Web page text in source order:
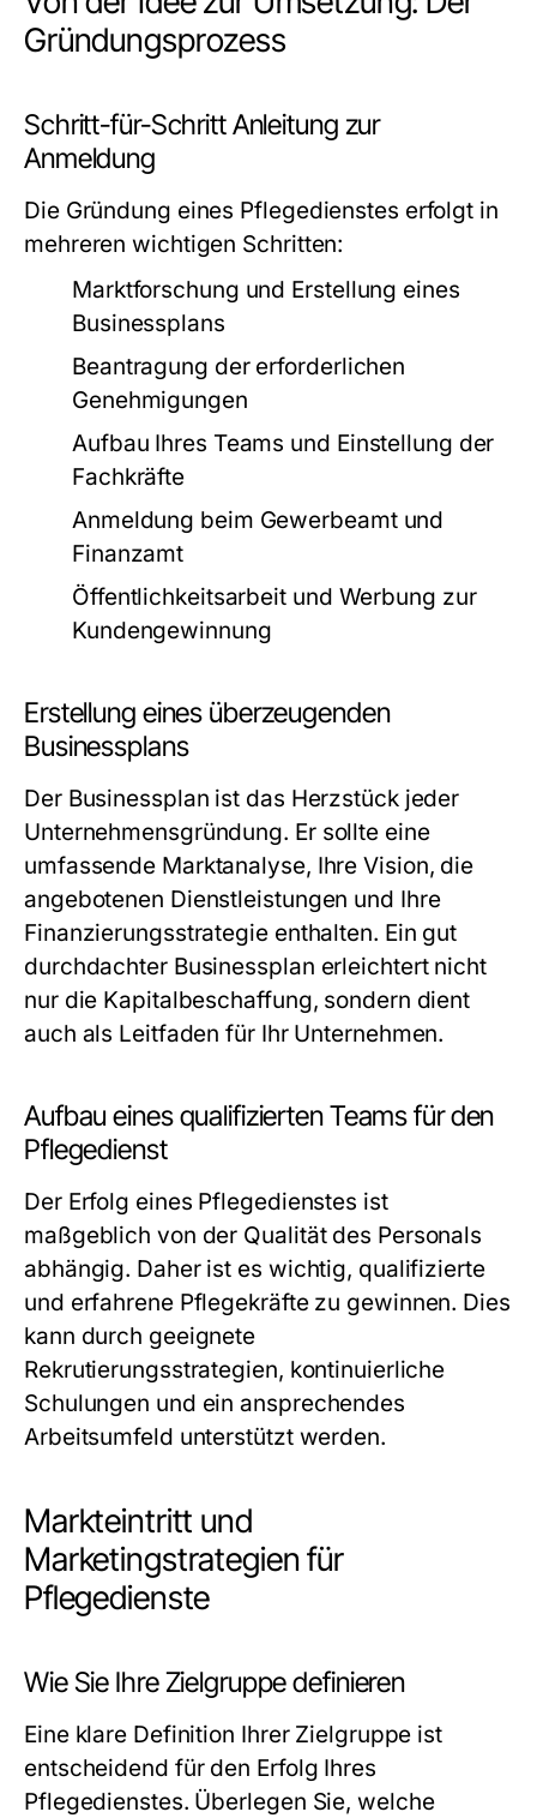
Gründungsprozess
Schritt-für-Schritt Anleitung zur
Anmeldung
Die Gründung eines Pflegedienstes erfolgt in
mehreren wichtigen Schritten:
Marktforschung und Erstellung eines
Businessplans
Beantragung der erforderlichen
Genehmigungen
Aufbau Ihres Teams und Einstellung der
Fachkräfte
Anmeldung beim Gewerbeamt und
Finanzamt
Öffentlichkeitsarbeit und Werbung zur
Kundengewinnung
Erstellung eines überzeugenden
Businessplans
Der Businessplan ist das Herzstück jeder
Unternehmensgründung. Er sollte eine
umfassende Marktanalyse, Ihre Vision, die
angebotenen Dienstleistungen und Ihre
Finanzierungsstrategie enthalten. Ein gut
durchdachter Businessplan erleichtert nicht
nur die Kapitalbeschaffung, sondern dient
auch als Leitfaden für Ihr Unternehmen.
Aufbau eines qualifizierten Teams für den
Pflegedienst
Der Erfolg eines Pflegedienstes ist
maßgeblich von der Qualität des Personals
abhängig. Daher ist es wichtig, qualifizierte
und erfahrene Pflegekräfte zu gewinnen. Dies
kann durch geeignete
Rekrutierungsstrategien, kontinuierliche
Schulungen und ein ansprechendes
Arbeitsumfeld unterstützt werden.
Markteintritt und
Marketingstrategien für
Pflegedienste
Wie Sie Ihre Zielgruppe definieren
Eine klare Definition Ihrer Zielgruppe ist
entscheidend für den Erfolg Ihres
Pflegedienstes. Überlegen Sie, welche